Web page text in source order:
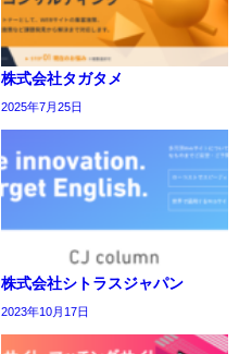
株式会社タガタメ
2025年7月25日
株式会社シトラスジャパン
2023年10月17日